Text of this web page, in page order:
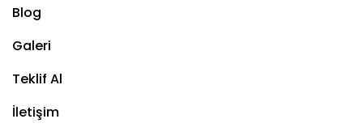
Blog
Galeri
Teklif Al
İletişim